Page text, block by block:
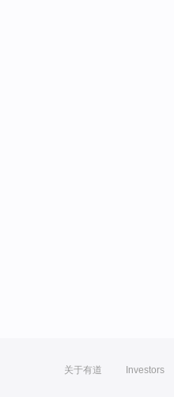
关于有道 Investors